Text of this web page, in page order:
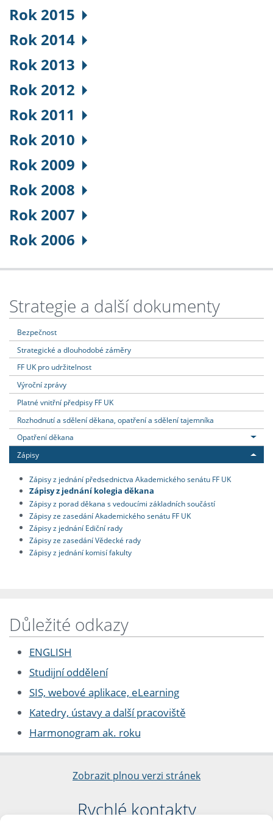
Rok 2015
Rok 2014
Rok 2013
Rok 2012
Rok 2011
Rok 2010
Rok 2009
Rok 2008
Rok 2007
Rok 2006
Strategie a další dokumenty
Bezpečnost
Strategické a dlouhodobé záměry
FF UK pro udržitelnost
Výroční zprávy
Platné vnitřní předpisy FF UK
Rozhodnutí a sdělení děkana, opatření a sdělení tajemníka
Opatření děkana
Zápisy
Zápisy z jednání předsednictva Akademického senátu FF UK
Zápisy z jednání kolegia děkana
Zápisy z porad děkana s vedoucími základních součástí
Zápisy ze zasedání Akademického senátu FF UK
Zápisy z jednání Ediční rady
Zápisy ze zasedání Vědecké rady
Zápisy z jednání komisí fakulty
Důležité odkazy
ENGLISH
Studijní oddělení
SIS, webové aplikace, eLearning
Katedry, ústavy a další pracoviště
Harmonogram ak. roku
Zobrazit plnou verzi stránek
Rychlé kontakty